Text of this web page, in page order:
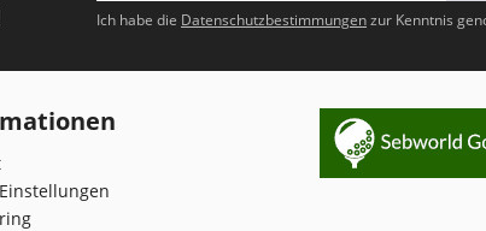
Ich habe die Datenschutzbestimmungenzur Kenntnis